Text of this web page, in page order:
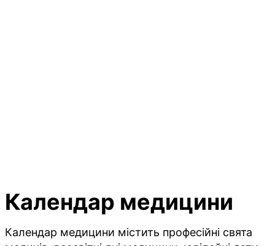
Календар медицини
Календар медицини містить професійні свята